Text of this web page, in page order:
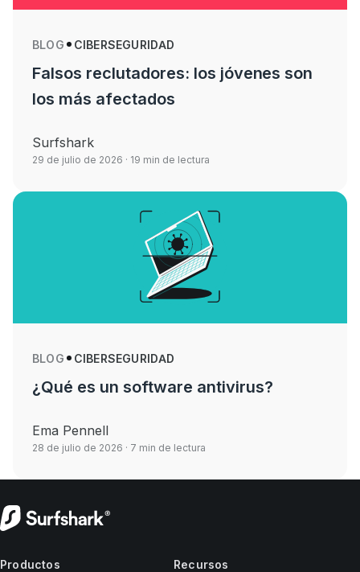
BLOG CIBERSEGURIDAD
Falsos reclutadores: los jóvenes son
los más afectados
Surfshark
29 de julio de 2026 · 19 min de lectura
BLOG CIBERSEGURIDAD
¿Qué es un software antivirus?
Ema Pennell
28 de julio de 2026 · 7 min de lectura
Productos Recursos